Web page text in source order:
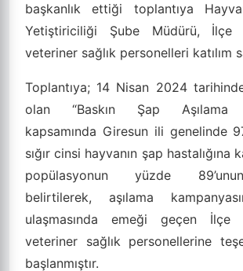
başkanlık ettiği toplantıya
Yetiştiriciliği Şube Müdürü, İlçe
veteriner sağlık personelleri katılım
Toplantıya; 14 Nisan 2024
olan “Baskın Şap Aşılama
kapsamında Giresun ili genelinde
sığır cinsi hayvanın şap hastalığına
popülasyonun yüzde
belirtilerek, aşılama
ulaşmasında emeği geçen İlçe
veteriner sağlık personellerine
başlanmıştır.